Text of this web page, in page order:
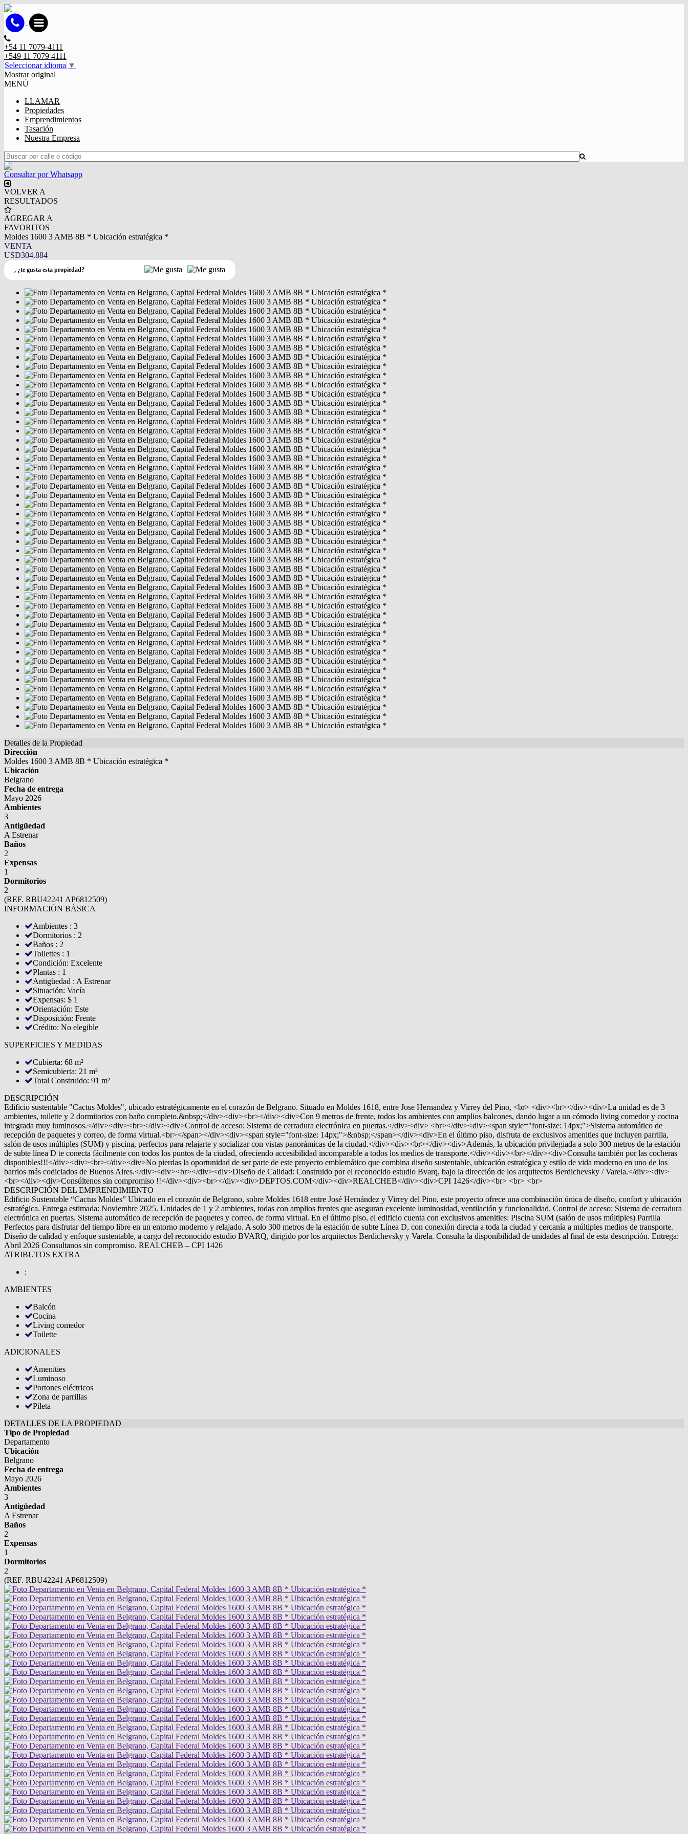
+54 11 7079-4111
+549 11 7079 4111
Seleccionar idioma ▼
Mostrar original
MENÚ
LLAMAR
Propiedades
Emprendimientos
Tasación
Nuestra Empresa
Consultar por Whatsapp
VOLVER A
RESULTADOS
AGREGAR A
FAVORITOS
Moldes 1600 3 AMB 8B * Ubicación estratégica *
VENTA
USD304.884
, ¿te gusta esta propiedad?
Detalles de la Propiedad
Dirección
Moldes 1600 3 AMB 8B * Ubicación estratégica *
Ubicación
Belgrano
Fecha de entrega
Mayo 2026
Ambientes
3
Antigüedad
A Estrenar
Baños
2
Expensas
1
Dormitorios
2
(REF. RBU42241 AP6812509)
INFORMACIÓN BÁSICA
Ambientes : 3
Dormitorios : 2
Baños : 2
Toilettes : 1
Condición: Excelente
Plantas : 1
Antigüedad : A Estrenar
Situación: Vacía
Expensas: $ 1
Orientación: Este
Disposición: Frente
Crédito: No elegible
SUPERFICIES Y MEDIDAS
Cubierta: 68 m²
Semicubierta: 21 m²
Total Construido: 91 m²
DESCRIPCIÓN
Edificio sustentable "Cactus Moldes", ubicado estratégicamente en el corazón de Belgrano. Situado en Moldes 1618, entre Jose Hernandez y Virrey del Pino, <br> <div><br></div><div>La unidad es de 3
ambientes, toilette y 2 dormitorios con baño completo.&nbsp;</div><div><br></div><div>Con 9 metros de frente, todos los ambientes con amplios balcones, dando lugar a un cómodo living comedor y cocina
integrada muy luminosos.</div><div><br></div><div>Control de acceso: Sistema de cerradura electrónica en puertas.</div><div> <br></div><div><span style="font-size: 14px;">Sistema automático de
recepción de paquetes y correo, de forma virtual.<br></span></div><div><span style="font-size: 14px;">&nbsp;</span></div><div>En el último piso, disfruta de exclusivos amenities que incluyen parrilla,
salón de usos múltiples (SUM) y piscina, perfectos para relajarte y socializar con vistas panorámicas de la ciudad.</div><div><br></div><div>Además, la ubicación privilegiada a solo 300 metros de la estación
de subte línea D te conecta fácilmente con todos los puntos de la ciudad, ofreciendo accesibilidad incomparable a todos los medios de transporte.</div><div><br></div><div>Consulta también por las cocheras
disponibles!!!</div><div><br></div><div>No pierdas la oportunidad de ser parte de este proyecto emblemático que combina diseño sustentable, ubicación estratégica y estilo de vida moderno en uno de los
barrios más codiciados de Buenos Aires.</div><div><br></div><div>Diseño de Calidad: Construido por el reconocido estudio Bvarq, bajo la dirección de los arquitectos Berdichevsky / Varela.</div><div>
<br></div><div>Consúltenos sin compromiso !!</div><div><br></div><div>DEPTOS.COM</div><div>REALCHEB</div><div>CPI 1426</div><br> <br> <br>
DESCRIPCIÓN DEL EMPRENDIMIENTO
Edificio Sustentable “Cactus Moldes” Ubicado en el corazón de Belgrano, sobre Moldes 1618 entre José Hernández y Virrey del Pino, este proyecto ofrece una combinación única de diseño, confort y ubicación
estratégica. Entrega estimada: Noviembre 2025. Unidades de 1 y 2 ambientes, todas con amplios frentes que aseguran excelente luminosidad, ventilación y funcionalidad. Control de acceso: Sistema de cerradura
electrónica en puertas. Sistema automático de recepción de paquetes y correo, de forma virtual. En el último piso, el edificio cuenta con exclusivos amenities: Piscina SUM (salón de usos múltiples) Parrilla
Perfectos para disfrutar del tiempo libre en un entorno moderno y relajado. A solo 300 metros de la estación de subte Línea D, con conexión directa a toda la ciudad y cercanía a múltiples medios de transporte.
Diseño de calidad y enfoque sustentable, a cargo del reconocido estudio BVARQ, dirigido por los arquitectos Berdichevsky y Varela. Consulta la disponibilidad de unidades al final de esta descripción. Entrega:
Abril 2026 Consultanos sin compromiso. REALCHEB – CPI 1426
ATRIBUTOS EXTRA
:
AMBIENTES
Balcón
Cocina
Living comedor
Toilette
ADICIONALES
Amenities
Luminoso
Portones eléctricos
Zona de parrillas
Pileta
DETALLES DE LA PROPIEDAD
Tipo de Propiedad
Departamento
Ubicación
Belgrano
Fecha de entrega
Mayo 2026
Ambientes
3
Antigüedad
A Estrenar
Baños
2
Expensas
1
Dormitorios
2
(REF. RBU42241 AP6812509)